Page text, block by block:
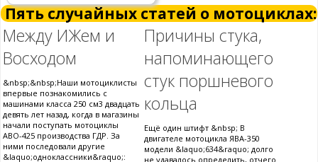
Пять случайных статей о мотоциклах:
Между ИЖем и
Восходом
&nbsp;&nbsp;Наши мотоциклисты
впервые познакомились с
машинами класса 250 см3 двадцать
девять лет назад, когда в магазины
начали поступать мотоциклы
АВО-425 производства ГДР. За
ними последовали другие
&laquo;одноклассники&raquo;:
Причины стука,
напоминающего
стук поршневого
кольца
Ещё один штифт &nbsp; В
двигателе мотоцикла ЯВА-350
модели &laquo;634&raquo; долго
не удавалось определить, отчего